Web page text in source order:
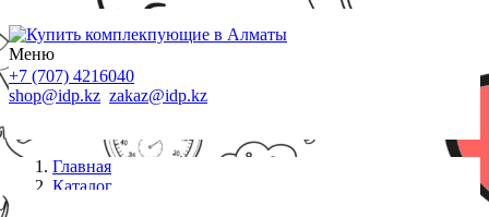
Меню
+7 (707) 4216040
shop@idp.kz zakaz@idp.kz
Главная
Каталог